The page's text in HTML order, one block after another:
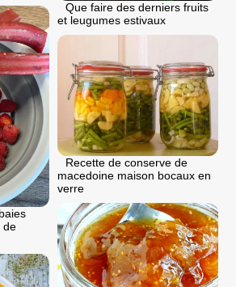
Que faire des derniers fruits
et leugumes estivaux
de
Recette de conserve de
macedoine maison bocaux en
verre